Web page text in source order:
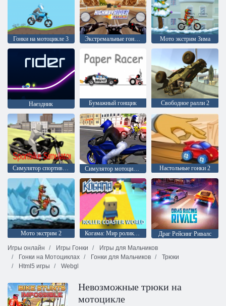
Гонки на мотоцикле 3 Экстремальные гонки на шоссе Мото экстрим Зима
Наездник Бумажный гонщик Свободное ралли 2
Симулятор спортивного байка Симулятор мотоцикла Настольные гонки 2
Мото экстрим 2 Когама: Мир роликовых машин
Драг Рейсинг Ривалс
Игры онлайн
Игры Гонки
Игры для Мальчиков
Гонки на Мотоциклах
Гонки для Мальчиков
Трюки
Html5 игры
Webgl
Невозможные трюки на
мотоцикле